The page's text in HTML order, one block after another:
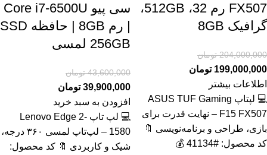
FX507 رم 32، 512GB،
گرافیک 8GB
204,000,000 تومان
199,000,000 تومان
اطلاعات بیشتر
💻 لپتاپ ASUS TUF Gaming
F15 FX507 – نهایت قدرت برای
بازی، طراحی و برنامه‌نویسی 🔖
کد محصول: #41134 💰
سی پیو Core i7-6500U
| رم 8GB | حافظه SSD
256GB لمسی
43,600,000 تومان
39,900,000 تومان
افزودن به سبد خرید
💻 لپ تاپ Lenovo Edge 2-
1580 – لپ‌تاپ لمسی ۳۶۰ درجه،
شیک و کاربردی 🔖 کد محصول: